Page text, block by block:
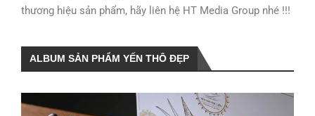
thương hiệu sản phẩm, hãy liên hệ HT Media Group nhé !!!
ALBUM SẢN PHẨM YẾN THÔ ĐẸP